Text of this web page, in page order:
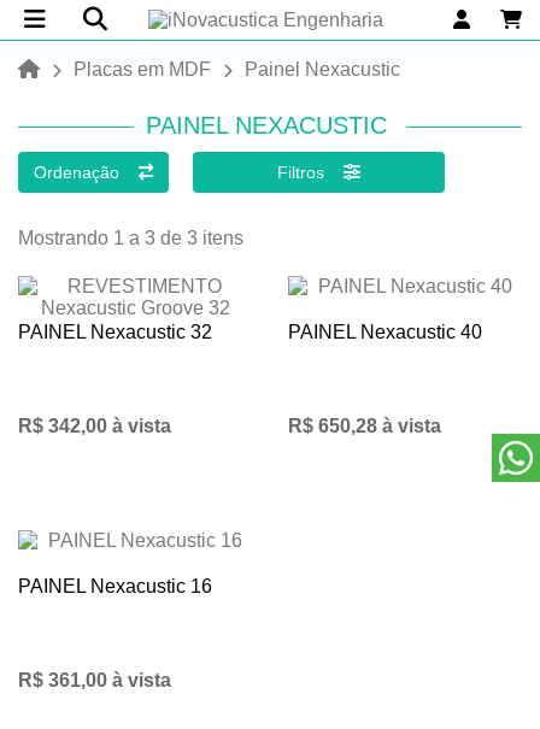
Placas em MDF Painel Nexacustic
PAINEL NEXACUSTIC
Ordenação Filtros
Mostrando 1 a 3 de 3 itens
PAINEL Nexacustic 32
R$ 342,00 à vista
PAINEL Nexacustic 40
R$ 650,28 à vista
PAINEL Nexacustic 16
R$ 361,00 à vista